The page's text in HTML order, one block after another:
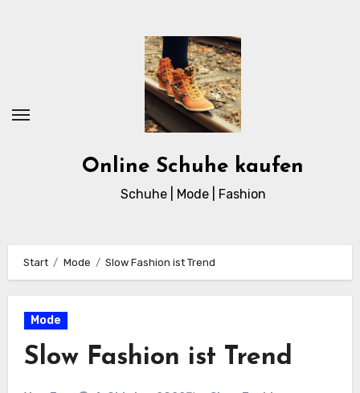
Online Schuhe kaufen
Schuhe | Mode | Fashion
Start Mode Slow Fashion ist Trend
Mode
Slow Fashion ist Trend